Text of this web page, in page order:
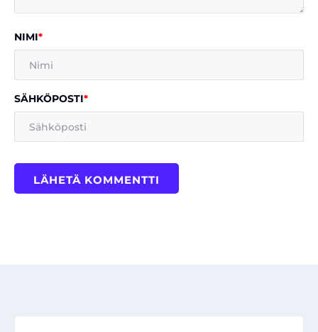
NIMI*
SÄHKÖPOSTI*